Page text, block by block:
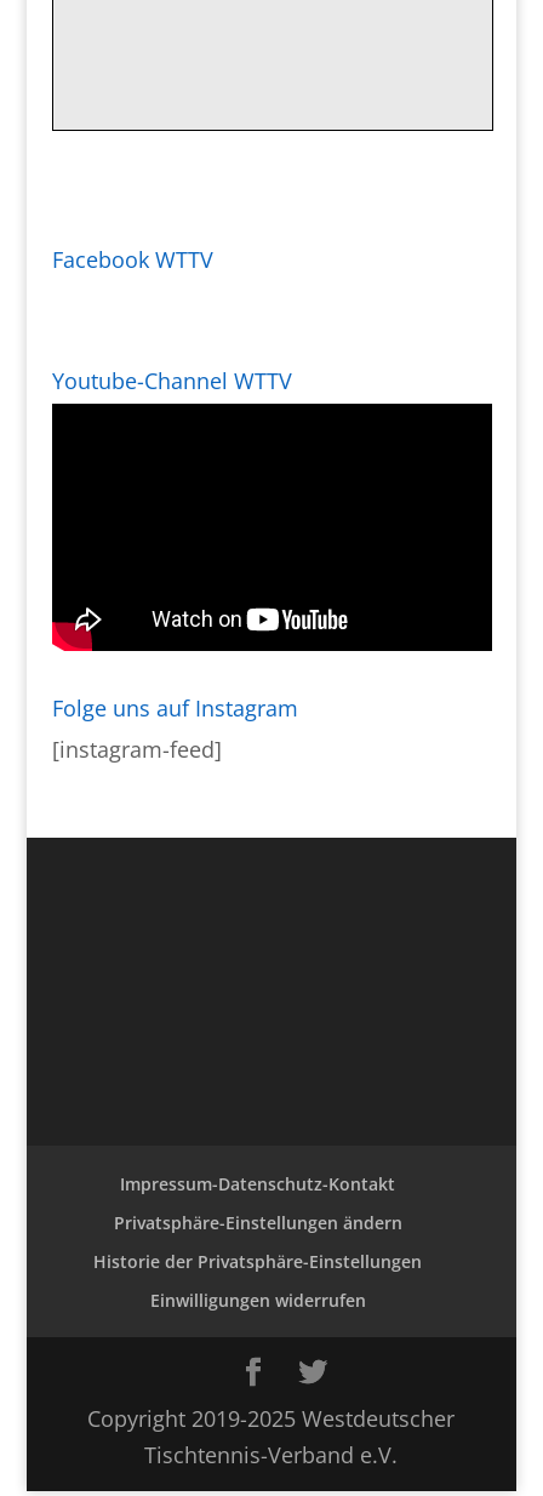
Facebook WTTV
Youtube-Channel WTTV
Folge uns auf Instagram
[instagram-feed]
Impressum-Datenschutz-Kontakt
Privatsphäre-Einstellungen ändern
Historie der Privatsphäre-Einstellungen
Einwilligungen widerrufen
Copyright 2019-2025 Westdeutscher
Tischtennis-Verband e.V.